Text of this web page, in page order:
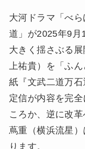
大河ドラマ「べ
道」が2025年9月
大きく揺さぶる
上祐貴）を「ふ
紙『文武二道万
定信が内容を完
ころか、逆に改
蔦重（横浜流星
ります。